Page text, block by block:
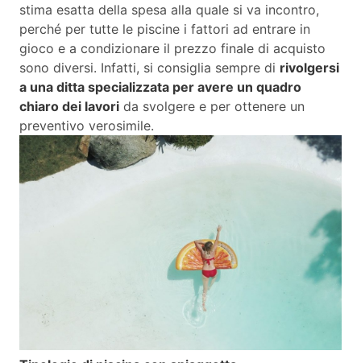
stima esatta della spesa alla quale si va incontro,
perché per tutte le piscine i fattori ad entrare in
gioco e a condizionare il prezzo finale di acquisto
sono diversi. Infatti, si consiglia sempre di rivolgersi
a una ditta specializzata per avere un quadro
chiaro dei lavori da svolgere e per ottenere un
preventivo verosimile.